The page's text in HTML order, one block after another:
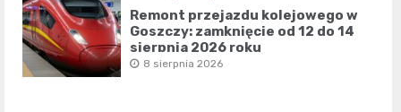
Remont przejazdu kolejowego w
Goszczy: zamknięcie od 12 do 14
sierpnia 2026 roku
8 sierpnia 2026